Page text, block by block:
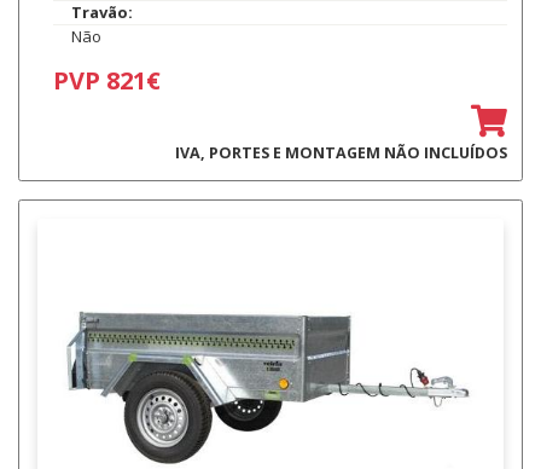
Travão:
Não
PVP 821€
IVA, PORTES E MONTAGEM NÃO INCLUÍDOS